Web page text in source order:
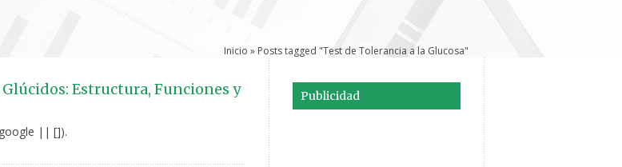
Inicio » Posts tagged "Test de Tolerancia a la Glucosa"
Estructura, Funciones y
|| []).
Publicidad